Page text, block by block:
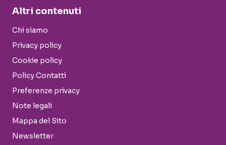
Altri contenuti
Chi siamo
Privacy policy
Cookie policy
Policy Contatti
Preferenze privacy
Note legali
Mappa del Sito
Newsletter